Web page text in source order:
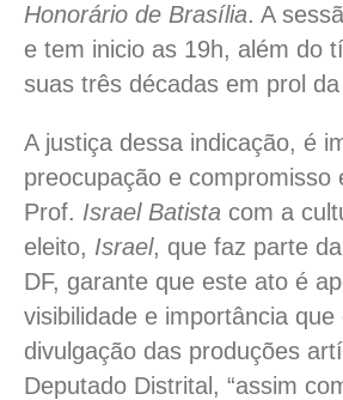
Honorário de Brasília. A
e tem inicio as 19h, além do
suas três décadas em prol
A justiça dessa indicação, é
preocupação e
Prof. Israel Batista com a
eleito, Israel, que faz parte
DF, garante que este ato é
visibilidade e importância
divulgação das produções
Deputado Distrital, “assim